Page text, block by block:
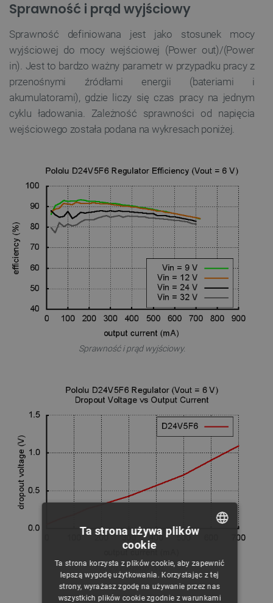
Sprawność i prąd wyjściowy
Sprawność definiowana jest jako stosunek mocy
wyjściowej do mocy wejściowej (Power out)/(Power
in). Jest to bardzo ważny parametr w przypadku pracy z
przenośnymi źródłami energii (bateriami i
akumulatorami), gdzie liczy się czas pracy na jednym
cyklu ładowania. Zależność sprawności od napięcia
wejściowego została podana na wykresach poniżej.
Sprawność i prąd wyjściowy.
Napięcie drop-out. CZECH
ENGLISH
Ta strona używa plików
cookie
Ta strona korzysta z plików cookie, aby zapewnić
lepszą wygodę użytkowania. Korzystając z tej
strony, wyrażasz zgodę na używanie przez nas
wszystkich plików cookie zgodnie z warunkami